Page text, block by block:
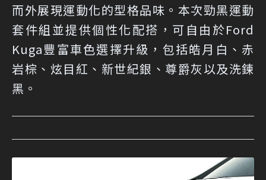
而外展現運動化的型格品味。本次勁黑運動
套件組並提供個性化配搭，可自由於Ford
Kuga豐富車色選擇升級，包括皓月白、赤
岩棕、炫目紅、新世紀銀、尊爵灰以及洗鍊
黑。